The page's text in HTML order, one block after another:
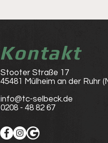
Kontakt
Stooter Straße 17
45481 Mülheim an der Ruhr
info@tc-selbeck.de
0208 - 48 82 67